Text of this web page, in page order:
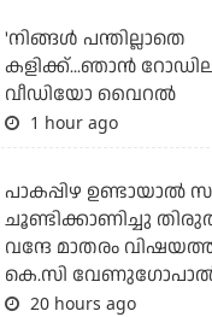
'നിങ്ങള്‍ പന്തില്ലാതെ
കളിക്ക്...ഞാന്‍
വീഡിയോ വൈറല്‍
1 hour ago
പാകപ്പിഴ ഉണ്ടായാല്‍
ചൂണ്ടിക്കാണിച്ചു
വന്ദേ മാതരം
കെ.സി
20 hours ago